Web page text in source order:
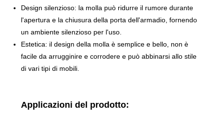
Design silenzioso: la molla può ridurre il rumore durante
l'apertura e la chiusura della porta dell'armadio, fornendo
un ambiente silenzioso per l'uso.
Estetica: il design della molla è semplice e bello, non è
facile da arrugginire e corrodere e può abbinarsi allo stile
di vari tipi di mobili.
Applicazioni del prodotto: